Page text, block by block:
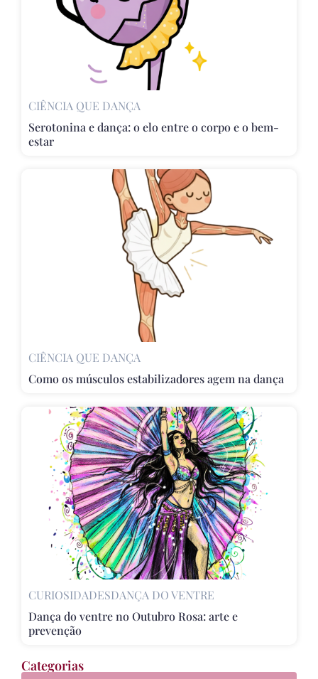
CIÊNCIA QUE DANÇA
Serotonina e dança: o elo entre o corpo e o bem-
estar
CIÊNCIA QUE DANÇA
Como os músculos estabilizadores agem na dança
CURIOSIDADESDANÇA DO VENTRE
Dança do ventre no Outubro Rosa: arte e
prevenção
Categorias